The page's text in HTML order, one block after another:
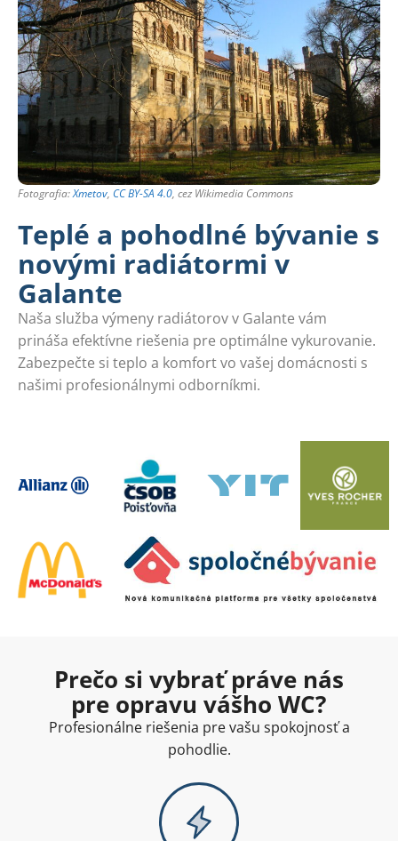
Fotografia:Xmetov, CC BY-SA 4.0, cez Wikimedia Commons
Teplé a pohodlné bývanie s
novými radiátormi v
Galante
Naša služba výmeny radiátorov v Galante vám
prináša efektívne riešenia pre optimálne vykurovanie.
Zabezpečte si teplo a komfort vo vašej domácnosti s
našimi profesionálnymi odborníkmi.
Prečo si vybrať práve nás
pre opravu vášho WC?
Profesionálne riešenia pre vašu spokojnosť a
pohodlie.